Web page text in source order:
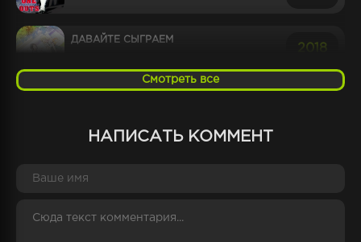
ДАВАЙТЕ СЫГРАЕМ
2018
год
ИНОГО МИРА, ВЕРНО?
Смотреть все
НАПИСАТЬ КОММЕНТ